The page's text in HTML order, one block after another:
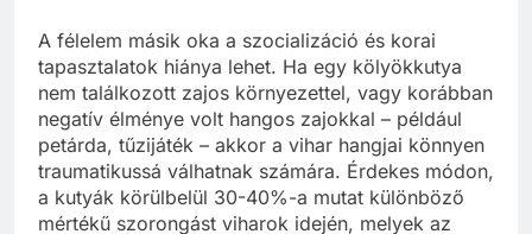
A félelem másik oka a szocializáció és korai
tapasztalatok hiánya lehet. Ha egy kölyökkutya
nem találkozott zajos környezettel, vagy korábban
negatív élménye volt hangos zajokkal – például
petárda, tűzijáték – akkor a vihar hangjai könnyen
traumatikussá válhatnak számára. Érdekes módon,
a kutyák körülbelül 30-40%-a mutat különböző
mértékű szorongást viharok idején, melyek az